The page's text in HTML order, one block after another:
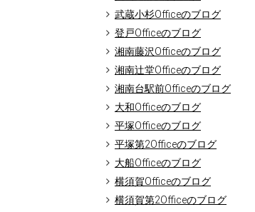
武蔵小杉Officeのブログ
登戸Officeのブログ
湘南藤沢Officeのブログ
湘南辻堂Officeのブログ
湘南台駅前Officeのブログ
大和Officeのブログ
平塚Officeのブログ
平塚第2Officeのブログ
大船Officeのブログ
横須賀Officeのブログ
横須賀第2Officeのブログ